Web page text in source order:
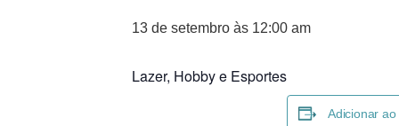
13 de setembro às 12:00 am
Lazer, Hobby e Esportes
Adicionar